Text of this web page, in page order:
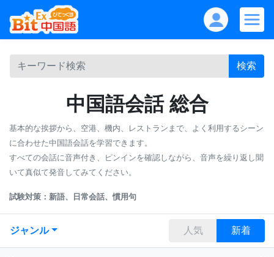
検索
中国語会話 総合
基本的な挨拶から、空港、機内、レストランまで、よく利用するシーン
に合わせた中国語会話を学習できます。
すべての会話に音声付き、ピンインを確認しながら、音声を繰り返し聞
いて真似て発音してみてください。
試験対策：新語、日常会話、慣用句
ジャンル 人気 新着